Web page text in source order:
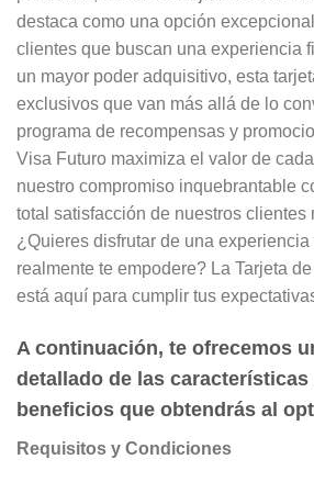
destaca como una opción
clientes que buscan una experiencia
un mayor poder adquisitivo, esta
exclusivos que van más allá de lo
programa de recompensas y
Visa Futuro maximiza el valor de
nuestro compromiso inquebrantable
total satisfacción de nuestros clientes
¿Quieres disfrutar de una
realmente te empodere? La Tarjeta
está aquí para cumplir tus
A continuación, te ofrecemos
detallado de las
beneficios que obtendrás al
Requisitos y Condiciones